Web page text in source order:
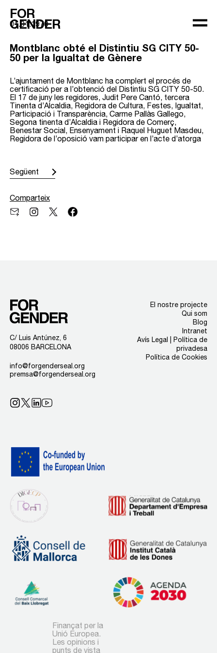
FOR
GENDER
01.01.1970
Montblanc obté el Distintiu SG CITY 50-
50 per la Igualtat de Gènere
L’ajuntament de Montblanc ha complert el procés de
certificació per a l’obtenció del Distintiu SG CITY 50-50.
El 17 de juny les regidores, Judit Pere Cantó, tercera
Tinenta d’Alcaldia, Regidora de Cultura, Festes, Igualtat,
Participació i Transparència, Carme Pallàs Gallego,
Segona tinenta d’Alcaldia i Regidora de Comerç,
Benestar Social, Ensenyament i Raquel Huguet Masdeu,
Regidora de l’oposició vam participar en l’acte d’atorga
Següent
Comparteix
C/ Luis Antúnez, 6
08006 BARCELONA
info@forgenderseal.org
premsa@forgenderseal.org
El nostre projecte
Qui som
Blog
Intranet
Avís Legal | Política de
privadesa
Política de Cookies
Finançat per la
Unió Europea.
Les opinions i
punts de vista